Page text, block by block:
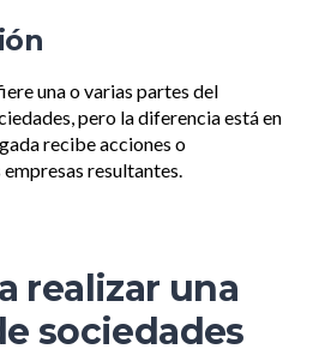
una o varias partes del
pero la diferencia está en
recibe acciones o
resultantes.
realizar una
sociedades